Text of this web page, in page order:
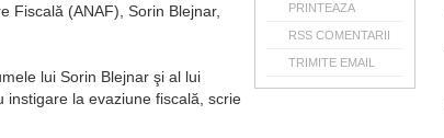
PRINTEAZA
RSS COMENTARII
TRIMITE EMAIL
Fiscală (ANAF), Sorin Blejnar,
lui Sorin Blejnar şi al lui
la evaziune fiscală, scrie